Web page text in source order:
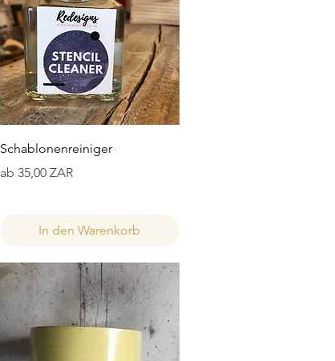
Schnellansicht
Schablonenreiniger
ab 35,00 ZAR
Sale-Preis
In den Warenkorb